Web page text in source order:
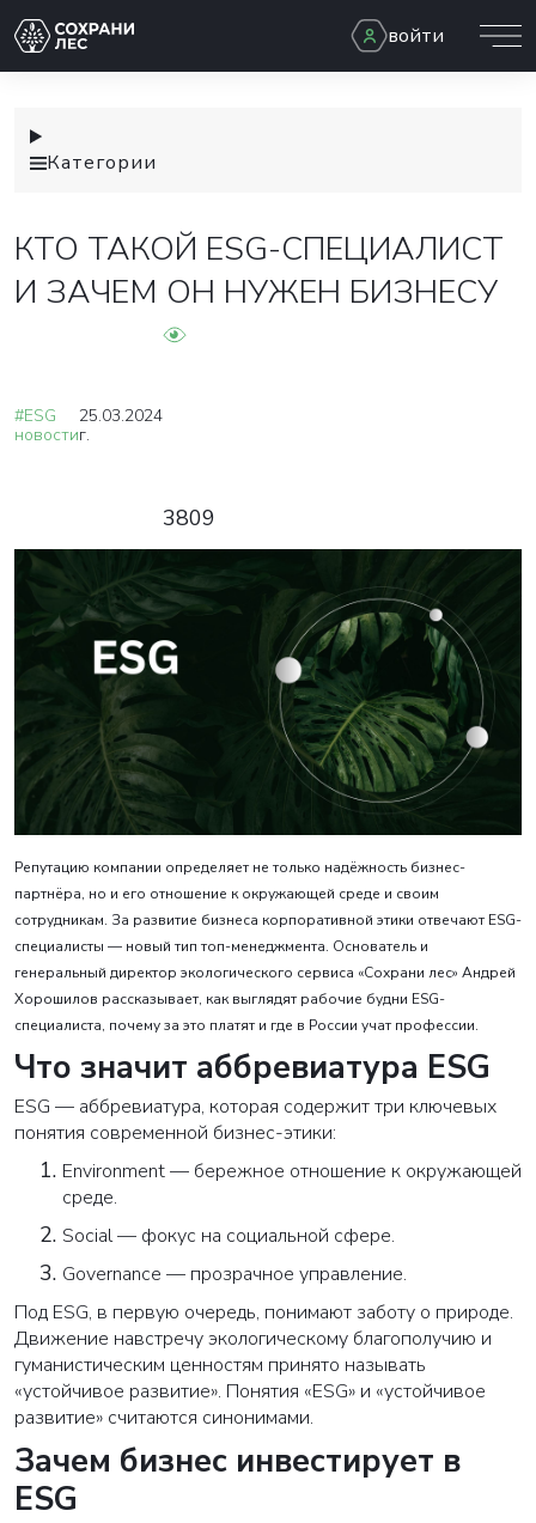
войти
Категории
КТО ТАКОЙ ESG-СПЕЦИАЛИСТ
И ЗАЧЕМ ОН НУЖЕН БИЗНЕСУ
#ESG
новости
25.03.2024
г.
3809
Репутацию компании определяет не только надёжность бизнес-
партнёра, но и его отношение к окружающей среде и своим
сотрудникам. За развитие бизнеса корпоративной этики отвечают ESG-
специалисты — новый тип топ-менеджмента. Основатель и
генеральный директор экологического сервиса «Сохрани лес» Андрей
Хорошилов рассказывает, как выглядят рабочие будни ESG-
специалиста, почему за это платят и где в России учат профессии.
Что значит аббревиатура ESG
ESG — аббревиатура, которая содержит три ключевых
понятия современной бизнес-этики:
Environment — бережное отношение к окружающей
среде.
Social — фокус на социальной сфере.
Governance — прозрачное управление.
Под ESG, в первую очередь, понимают заботу о природе.
Движение навстречу экологическому благополучию и
гуманистическим ценностям принято называть
«устойчивое развитие». Понятия «ESG» и «устойчивое
развитие» считаются синонимами.
Зачем бизнес инвестирует в
ESG